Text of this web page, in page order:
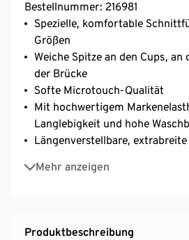
Bestellnummer: 216981
Spezielle, komfortable
Größen
Weiche Spitze an den Cups, an
der Brücke
Softe Microtouch-Qualität
Mit hochwertigem
Langlebigkeit und hohe
Längenverstellbare, extrabreite
Mehr anzeigen
3-fach verstellbarer SoftSeal®-
Produktbeschreibung